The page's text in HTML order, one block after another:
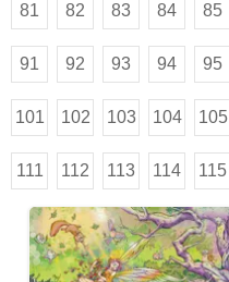
81 82 83 84 85
91 92 93 94 95
101 102 103 104 105
111 112 113 114 115